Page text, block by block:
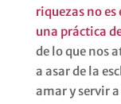
riquezas no
una práctica
de lo que nos
a asar de la
amar y servir